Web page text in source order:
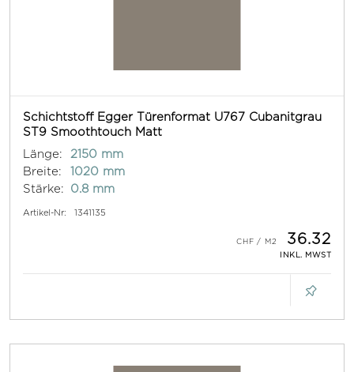
Schichtstoff Egger Türenformat U767 Cubanitgrau
ST9 Smoothtouch Matt
Länge:
2150 mm
Breite:
1020 mm
Stärke:
0.8 mm
Artikel-Nr: 1341135
36.32
INKL. MWST